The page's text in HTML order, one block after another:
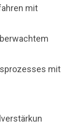
mit
mit